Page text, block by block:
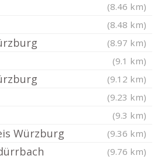
(8.46 km)
(8.48 km)
(8.97 km)
(9.1 km)
(9.12 km)
(9.23 km)
(9.3 km)
Würzburg (9.36 km)
(9.76 km)